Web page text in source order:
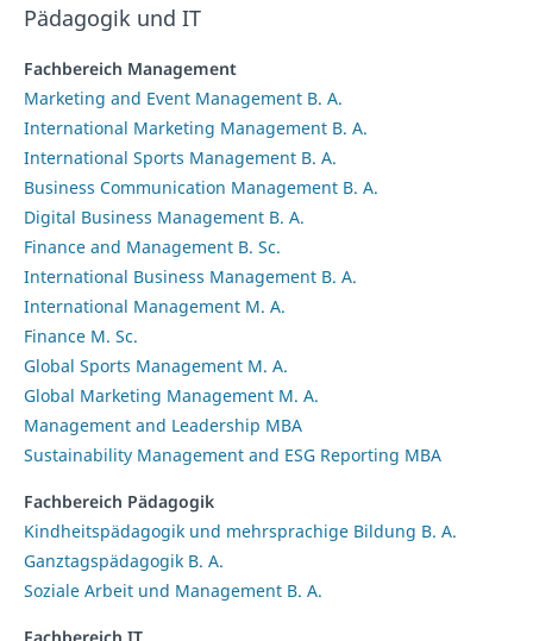
Pädagogik und IT
Fachbereich Management
Marketing and Event Management B. A.
International Marketing Management B. A.
International Sports Management B. A.
Business Communication Management B. A.
Digital Business Management B. A.
Finance and Management B. Sc.
International Business Management B. A.
International Management M. A.
Finance M. Sc.
Global Sports Management M. A.
Global Marketing Management M. A.
Management and Leadership MBA
Sustainability Management and ESG Reporting MBA
Fachbereich Pädagogik
Kindheitspädagogik und mehrsprachige Bildung B. A.
Ganztagspädagogik B. A.
Soziale Arbeit und Management B. A.